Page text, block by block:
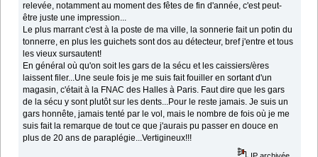
relevée, notamment au moment des fêtes de fin d'année, c'est peut-
être juste une impression...
Le plus marrant c'est à la poste de ma ville, la sonnerie fait un potin du
tonnerre, en plus les guichets sont dos au détecteur, bref j'entre et tous
les vieux sursautent!
En général où qu'on soit les gars de la sécu et les caissiers/ères
laissent filer...Une seule fois je me suis fait fouiller en sortant d'un
magasin, c'était à la FNAC des Halles à Paris. Faut dire que les gars
de la sécu y sont plutôt sur les dents...Pour le reste jamais. Je suis un
gars honnête, jamais tenté par le vol, mais le nombre de fois où je me
suis fait la remarque de tout ce que j'aurais pu passer en douce en
plus de 20 ans de paraplégie...Vertigineux!!!